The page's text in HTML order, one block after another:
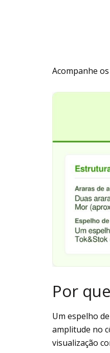
Acompanhe
Por
Um espelho
amplitude no
visualização